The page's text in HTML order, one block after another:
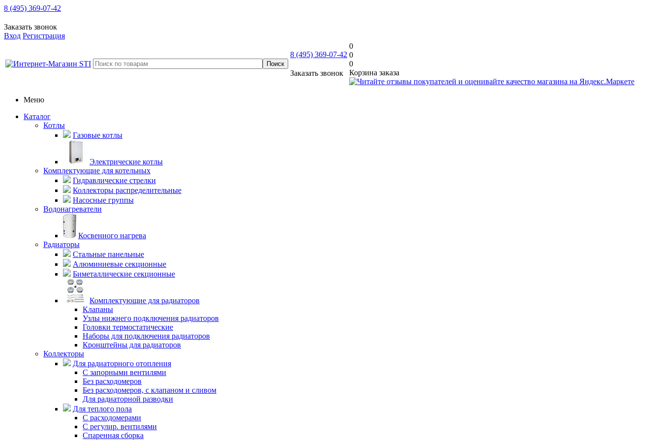
8 (495) 369-07-42
Заказать звонок
Вход Регистрация
8 (495) 369-07-42
Заказать звонок
0
0
0
Корзина заказа
Меню
Каталог
Котлы
Газовые котлы
Электрические котлы
Комплектующие для котельных
Гидравлические стрелки
Коллекторы распределительные
Насосные группы
Водонагреватели
Косвенного нагрева
Радиаторы
Стальные панельные
Алюминиевые секционные
Биметаллические секционные
Комплектующие для радиаторов
Клапаны
Узлы нижнего подключения радиаторов
Головки термостатические
Наборы для подключения радиаторов
Кронштейны для радиаторов
Коллекторы
Для радиаторного отопления
С запорными вентилями
Без расходомеров
Без расходомеров, с клапаном и сливом
Для радиаторной разводки
Для теплого пола
C расходомерами
С регулир. вентилями
Спаренная сборка